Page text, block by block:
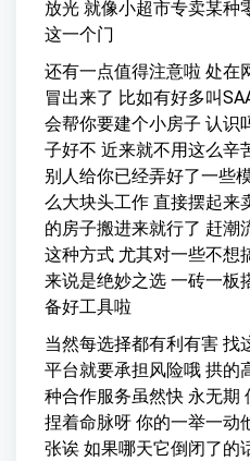
放光 就像小超市专卖某种
这一个门
还有一点值得注意啦 处在
冒出来了 比如有好多叫
会帮你要建个小房子 认识
子好不 近来就不用这么辛
别人给你已经弄好了一些
么大块头工作 直接摆起来
的房子搬进来就行了 赶潮
这种方式 尤其对一些不想
来说是绝妙之选 一砖一板
备好工具啦
当然每选择都有利有害 找
平台就要承担风险哦 拱的
种合作服务虽然快 永无期
捏着命脉呀 你的一举一动
张诶 如果哪天它倒闭了的